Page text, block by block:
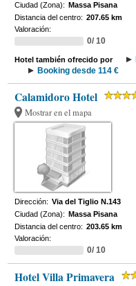
Ciudad (Zona): Massa Pisana
Distancia del centro: 207.65 km
Valoración:
0/ 10
Hotel también ofrecido por
Booking desde 114 €
Calamidoro Hotel
Mostrar en el mapa
Dirección: Via del Tiglio N.143
Ciudad (Zona): Massa Pisana
Distancia del centro: 203.65 km
Valoración:
0/ 10
Hotel Villa Primavera